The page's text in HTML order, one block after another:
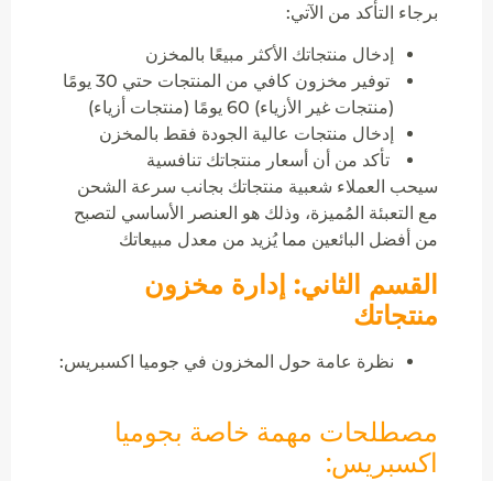
برجاء التأكد من الآتي:
إدخال منتجاتك الأكثر مبيعًا بالمخزن
توفير مخزون كافي من المنتجات حتي 30 يومًا
(منتجات غير الأزياء) 60 يومًا (منتجات أزياء)
إدخال منتجات عالية الجودة فقط بالمخزن
تأكد من أن أسعار منتجاتك تنافسية
سيحب العملاء شعبية منتجاتك بجانب سرعة الشحن
مع التعبئة المُميزة، وذلك هو العنصر الأساسي لتصبح
من أفضل البائعين مما يُزيد من معدل مبيعاتك
القسم الثاني: إدارة مخزون
منتجاتك
نظرة عامة حول المخزون في جوميا اكسبريس:
مصطلحات مهمة خاصة بجوميا
اكسبريس: